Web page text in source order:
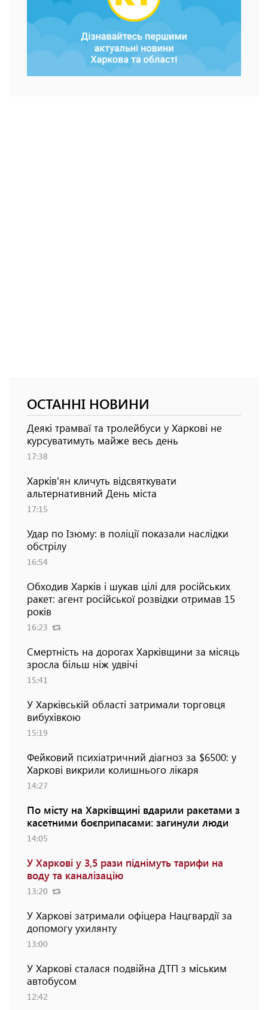
ОСТАННІ НОВИНИ
Деякі трамваї та тролейбуси у Харкові не
курсуватимуть майже весь день
17:38
Харків'ян кличуть відсвяткувати
альтернативний День міста
17:15
Удар по Ізюму: в поліції показали наслідки
обстрілу
16:54
Обходив Харків і шукав цілі для російських
ракет: агент російської розвідки отримав 15
років
16:23
Смертність на дорогах Харківщини за місяць
зросла більш ніж удвічі
15:41
У Харківській області затримали торговця
вибухівкою
15:19
Фейковий психіатричний діагноз за $6500: у
Харкові викрили колишнього лікаря
14:27
По місту на Харківщині вдарили ракетами з
касетними боєприпасами: загинули люди
14:05
У Харкові у 3,5 рази піднімуть тарифи на
воду та каналізацію
13:20
У Харкові затримали офіцера Нацгвардії за
допомогу ухилянту
13:00
У Харкові сталася подвійна ДТП з міським
автобусом
12:42